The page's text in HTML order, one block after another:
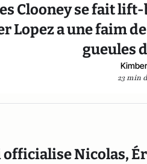
Clooney se fait
Lopez a une faim
gueules
23 min
Nicolas,